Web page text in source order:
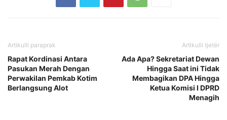
Artikulli paraprak
Rapat Kordinasi Antara
Pasukan Merah Dengan
Perwakilan Pemkab Kotim
Berlangsung Alot
Artikulli tjetër
Ada Apa? Sekretariat Dewan
Hingga Saat ini Tidak
Membagikan DPA Hingga
Ketua Komisi I DPRD
Menagih